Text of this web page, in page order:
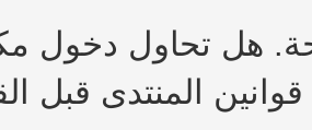
هل تحاول دخول
المنتدى قبل